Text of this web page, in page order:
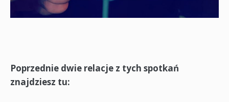
Poprzednie dwie relacje z tych spotkań
znajdziesz tu: